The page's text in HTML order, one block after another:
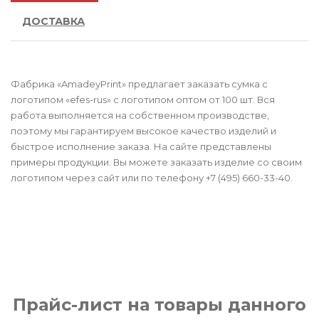
ДОСТАВКА
Фабрика «AmadeyPrint» предлагает заказать сумка с
логотипом «efes-rus» с логотипом оптом от 100 шт. Вся
работа выполняется на собственном производстве,
поэтому мы гарантируем высокое качество изделий и
быстрое исполнение заказа. На сайте представлены
примеры продукции. Вы можете заказать изделие со своим
логотипом через сайт или по телефону +7 (495) 660-33-40.
Прайс-лист на товары данного